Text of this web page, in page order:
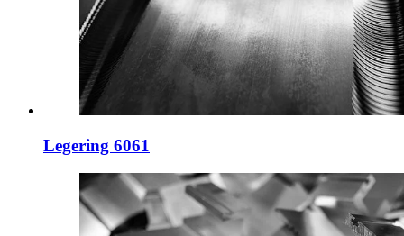
Legering 6061